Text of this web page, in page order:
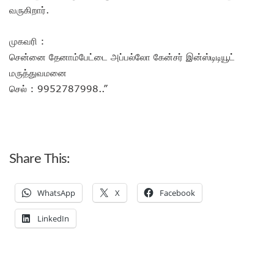
வருகிறார்.
முகவரி :
சென்னை தேனாம்பேட்டை அப்பல்லோ கேன்சர் இன்ஸ்டிடியூட்
மருத்துவமனை
செல் : 9952787998..”
Share This:
WhatsApp X Facebook
LinkedIn